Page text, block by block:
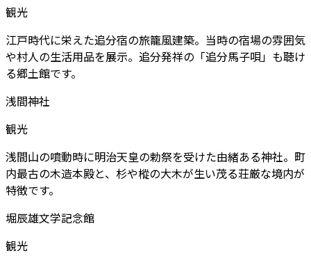
観光
江戸時代に栄えた追分宿の旅籠風建築。当時の宿場の雰囲気
や村人の生活用品を展示。追分発祥の「追分馬子唄」も聴け
る郷土館です。
浅間神社
観光
浅間山の噴動時に明治天皇の勅祭を受けた由緒ある神社。町
内最古の木造本殿と、杉や樅の大木が生い茂る荘厳な境内が
特徴です。
堀辰雄文学記念館
観光